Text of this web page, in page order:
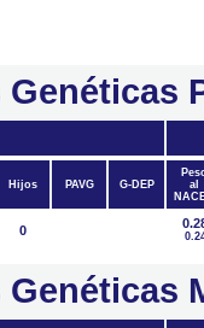
Hijos PAVG G-DEP
al
0